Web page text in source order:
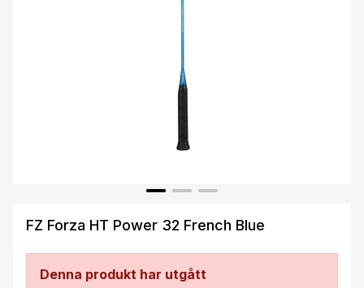
FZ Forza HT Power 32 French Blue
Denna produkt har utgått